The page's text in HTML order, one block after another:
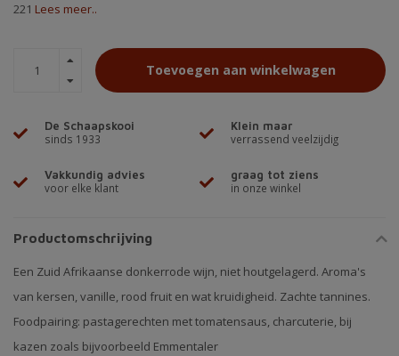
221 Lees meer..
Toevoegen aan winkelwagen
De Schaapskooi
sinds 1933
Klein maar
verrassend veelzijdig
Vakkundig advies
voor elke klant
graag tot ziens
in onze winkel
Productomschrijving
Een Zuid Afrikaanse donkerrode wijn, niet houtgelagerd. Aroma's
van kersen, vanille, rood fruit en wat kruidigheid. Zachte tannines.
Foodpairing: pastagerechten met tomatensaus, charcuterie, bij
kazen zoals bijvoorbeeld Emmentaler